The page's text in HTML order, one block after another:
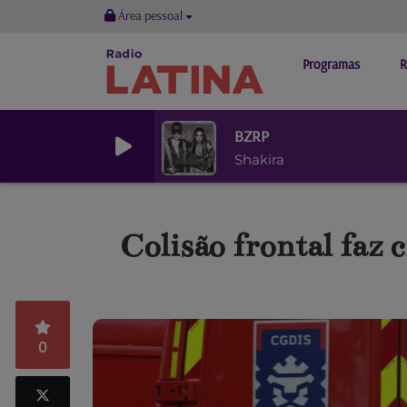
Área pessoal
Programas
BZRP
Shakira
Colisão frontal faz
0